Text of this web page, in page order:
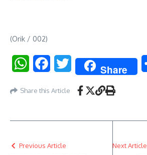
(Orik / 002)
WhatsAppFacebookTwitter Share
Share this Article
Previous Article Next Article